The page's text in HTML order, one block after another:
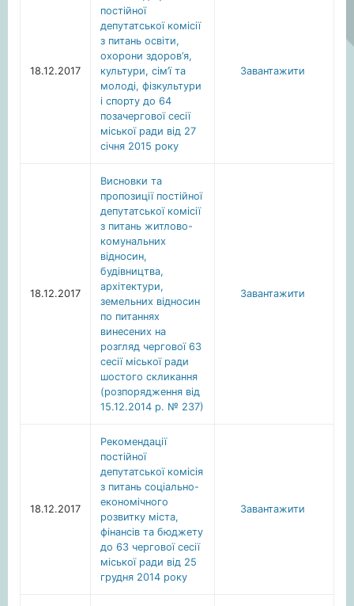
18.12.2017
постійної
депутатської комісії
з питань освіти,
охорони здоров’я,
культури, сім’ї та
молоді, фізкультури
і спорту до 64
позачергової сесії
міської ради від 27
січня 2015 року
Завантажити
18.12.2017
Висновки та
пропозиції постійної
депутатської комісії
з питань житлово-
комунальних
відносин,
будівництва,
архітектури,
земельних відносин
по питаннях
винесених на
розгляд чергової 63
сесії міської ради
шостого скликання
(розпорядження від
15.12.2014 р. № 237)
Завантажити
18.12.2017
Рекомендації
постійної
депутатської комісія
з питань соціально-
економічного
розвитку міста,
фінансів та бюджету
до 63 чергової сесії
міської ради від 25
грудня 2014 року
Завантажити